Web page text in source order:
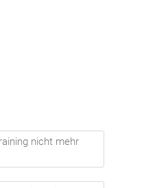
nicht mehr